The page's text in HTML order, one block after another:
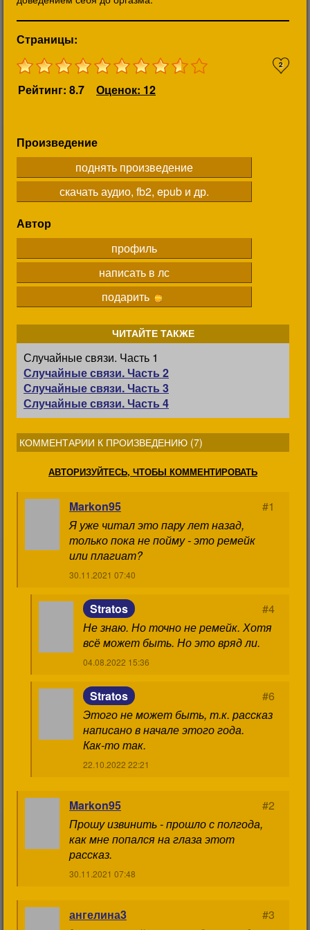
Страницы:
2
Рейтинг: 8.7 Оценок: 12
Произведение
поднять произведение
скачать аудио, fb2, epub и др.
Автор
профиль
написать в лс
подарить
ЧИТАЙТЕ ТАКЖЕ
Случайные связи. Часть 1
Случайные связи. Часть 2
Случайные связи. Часть 3
Случайные связи. Часть 4
КОММЕНТАРИИ К ПРОИЗВЕДЕНИЮ (7)
АВТОРИЗУЙТЕСЬ, ЧТОБЫ КОММЕНТИРОВАТЬ
Markon95
#1
Я уже читал это пару лет назад,
только пока не пойму - это ремейк
или плагиат?
30.11.2021 07:40
Stratos
#4
Не знаю. Но точно не ремейк. Хотя
всё может быть. Но это вряд ли.
04.08.2022 15:36
Stratos
#6
Этого не может быть, т.к. рассказ
написано в начале этого года.
Как-то так.
22.10.2022 22:21
Markon95
#2
Прошу извинить - прошло с полгода,
как мне попался на глаза этот
рассказ.
30.11.2021 07:48
ангелина3
#3